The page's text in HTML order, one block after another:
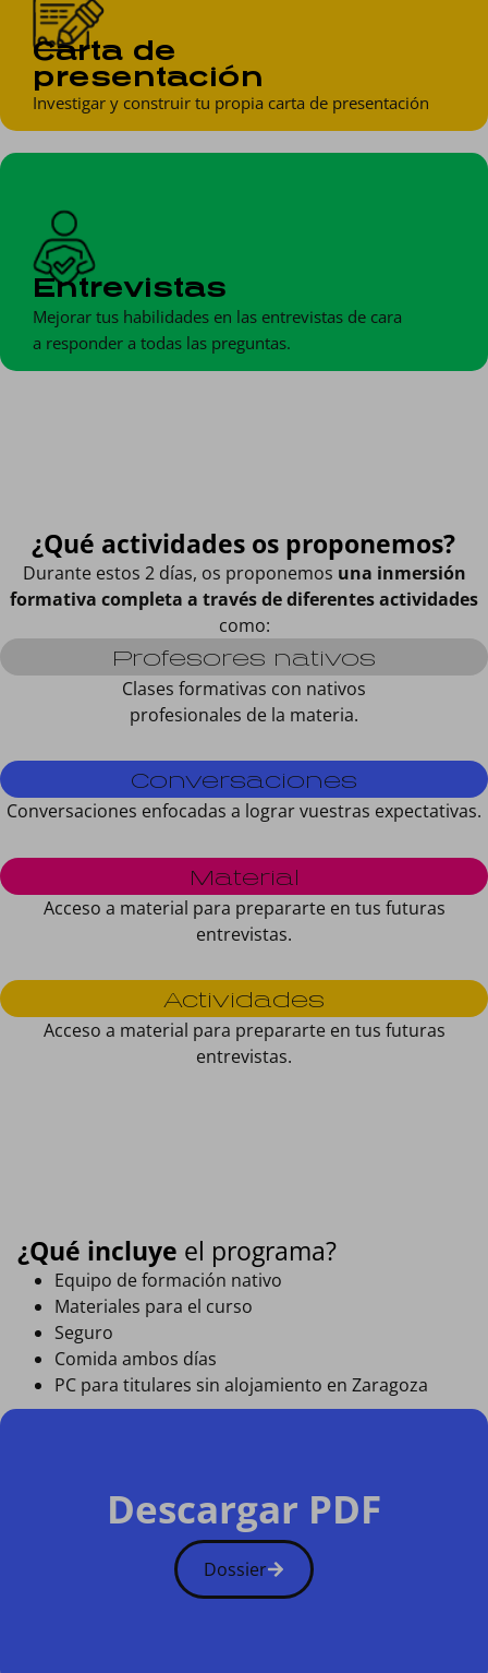
Carta de
presentación
Investigar y construir tu propia carta de presentación
Entrevistas
Mejorar tus habilidades en las entrevistas de cara
a responder a todas las preguntas.
¿Qué actividades os proponemos?
Durante estos 2 días, os proponemos una inmersión
formativa completa a través de diferentes actividades
como:
Profesores nativos
Clases formativas con nativos
profesionales de la materia.
Conversaciones
Conversaciones enfocadas a lograr vuestras expectativas.
Material
Acceso a material para prepararte en tus futuras
entrevistas.
Actividades
Acceso a material para prepararte en tus futuras
entrevistas.
¿Qué incluye el programa?
Equipo de formación nativo
Materiales para el curso
Seguro
Comida ambos días
PC para titulares sin alojamiento en Zaragoza
Descargar PDF
Dossier